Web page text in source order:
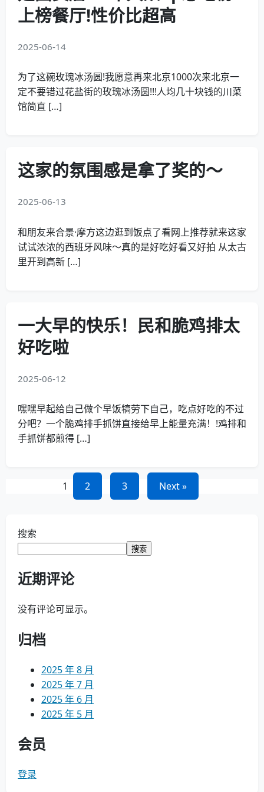
上榜餐厅!性价比超高
2025-06-14
为了这碗玫瑰冰汤圆!我愿意再来北京1000次来北京一
定不要错过花盐街的玫瑰冰汤圆!!!人均几十块钱的川菜
馆简直 […]
这家的氛围感是拿了奖的～
2025-06-13
和朋友来合景·摩方这边逛到饭点了看网上推荐就来这家
试试浓浓的西班牙风味～真的是好吃好看又好拍 从太古
里开到高新 […]
一大早的快乐！民和脆鸡排太
好吃啦
2025-06-12
嘿嘿早起给自己做个早饭犒劳下自己，吃点好吃的不过
分吧？一个脆鸡排手抓饼直接给早上能量充满！!鸡排和
手抓饼都煎得 […]
导
航
1 2 3 Next »
搜索
搜索
近期评论
没有评论可显示。
归档
2025 年 8 月
2025 年 7 月
2025 年 6 月
2025 年 5 月
会员
登录